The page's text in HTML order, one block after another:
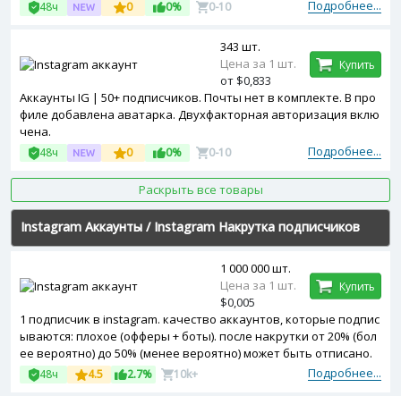
Подробнее...
48ч 0 0% 0-10
Аккаунты IG | 50+ подписчиков. Почты нет в комплекте. В про
филе добавлена аватарка. Двухфакторная авторизация вклю
чена.
Подробнее...
48ч 0 0% 0-10
343 шт.
Цена за 1 шт.
от $0,833
Купить
Раскрыть все товары
Instagram Аккаунты / Instagram Накрутка подписчиков
1 подписчик в instagram. качество аккаунтов, которые подпис
ываются: плохое (офферы + боты). после накрутки от 20% (бол
ее вероятно) до 50% (менее вероятно) может быть отписано.
начало выполнения заказа: 0-4 часа после подтверждения оп
латы.
Подробнее...
48ч 4.5 2.7% 10k+
1 000 000 шт.
Цена за 1 шт.
$0,005
Купить